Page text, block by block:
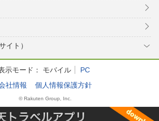
イト）
示モード： モバイル
PC
社情報
個人情報保護方針
© Rakuten Group, Inc.